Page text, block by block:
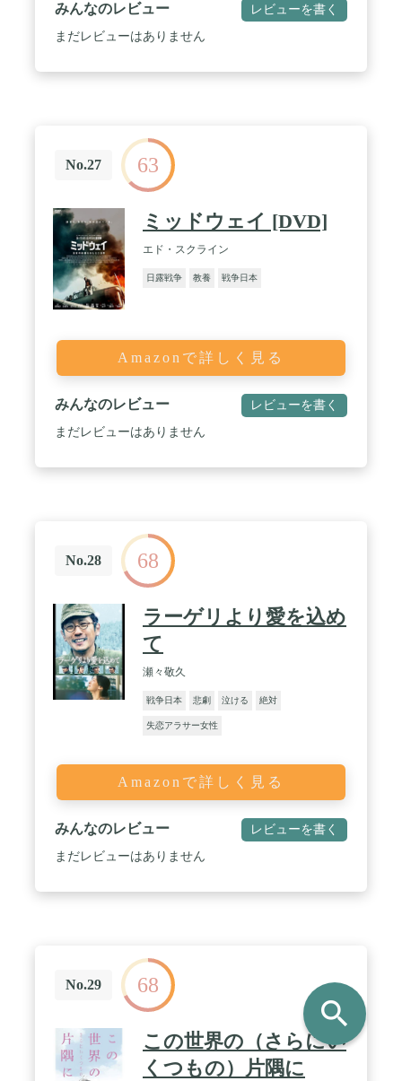
みんなのレビュー レビューを書く
まだレビューはありません
No.27 63
ミッドウェイ [DVD]
エド・スクライン
日露戦争 教養 戦争日本
Amazonで詳しく見る
みんなのレビュー レビューを書く
まだレビューはありません
No.28 68
ラーゲリより愛を込め
て
瀬々敬久
戦争日本 悲劇 泣ける 絶対
失恋アラサー女性
Amazonで詳しく見る
みんなのレビュー レビューを書く
まだレビューはありません
No.29 68
この世界の（さらにい
くつもの）片隅に
search